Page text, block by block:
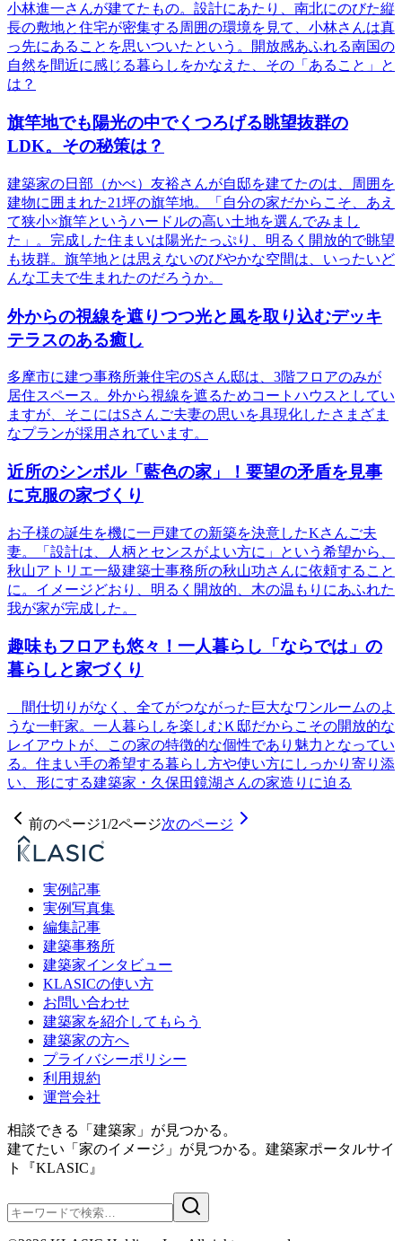
小林進一さんが建てたもの。設計にあたり、南北にのびた縦
長の敷地と住宅が密集する周囲の環境を見て、小林さんは真
っ先にあることを思いついたという。開放感あふれる南国の
自然を間近に感じる暮らしをかなえた、その「あること」と
は？
旗竿地でも陽光の中でくつろげる眺望抜群の
LDK。その秘策は？
建築家の日部（かべ）友裕さんが自邸を建てたのは、周囲を
建物に囲まれた21坪の旗竿地。「自分の家だからこそ、あえ
て狭小×旗竿というハードルの高い土地を選んでみまし
た」。完成した住まいは陽光たっぷり、明るく開放的で眺望
も抜群。旗竿地とは思えないのびやかな空間は、いったいど
んな工夫で生まれたのだろうか。
外からの視線を遮りつつ光と風を取り込むデッキ
テラスのある癒し
多摩市に建つ事務所兼住宅のSさん邸は、3階フロアのみが
居住スペース。外から視線を遮るためコートハウスとしてい
ますが、そこにはSさんご夫妻の思いを具現化したさまざま
なプランが採用されています。
近所のシンボル「藍色の家」！要望の矛盾を見事
に克服の家づくり
お子様の誕生を機に一戸建ての新築を決意したKさんご夫
妻。「設計は、人柄とセンスがよい方に」という希望から、
秋山アトリエ一級建築士事務所の秋山功さんに依頼すること
に。イメージどおり、明るく開放的、木の温もりにあふれた
我が家が完成した。
趣味もフロアも悠々！一人暮らし「ならでは」の
暮らしと家づくり
間仕切りがなく、全てがつながった巨大なワンルームのよ
うな一軒家。一人暮らしを楽しむＫ邸だからこその開放的な
レイアウトが、この家の特徴的な個性であり魅力となってい
る。住まい手の希望する暮らし方や使い方にしっかり寄り添
い、形にする建築家・久保田鏡湖さんの家造りに迫る
前のページ1/2ページ次のページ
実例記事
実例写真集
編集記事
建築事務所
建築家インタビュー
KLASICの使い方
お問い合わせ
建築家を紹介してもらう
建築家の方へ
プライバシーポリシー
利用規約
運営会社
相談できる「建築家」が見つかる。
建てたい「家のイメージ」が見つかる。 建築家ポータルサイ
ト『KLASIC』